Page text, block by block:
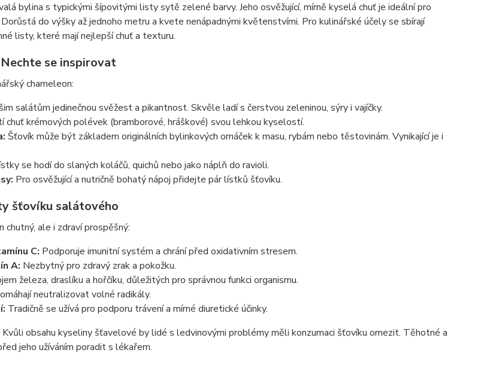
bylina s typickými šípovitými listy sytě zelené barvy. Jeho osvěžující, mírně kyselá chuť je ideální pro
do výšky až jednoho metru a kvete nenápadnými květenstvími. Pro kulinářské účely se sbírají
listy, které mají nejlepší chuť a texturu.
se inspirovat
chameleon:
salátům jedinečnou svěžest a pikantnost. Skvěle ladí s čerstvou zeleninou, sýry i vajíčky.
chuť krémových polévek (bramborové, hráškové) svou lehkou kyselostí.
Šťovík může být základem originálních bylinkových omáček k masu, rybám nebo těstovinám. Vynikající je i
se hodí do slaných koláčů, quichů nebo jako náplň do ravioli.
Pro osvěžující a nutričně bohatý nápoj přidejte pár lístků šťovíku.
šťovíku salátového
chutný, ale i zdraví prospěšný:
C: Podporuje imunitní systém a chrání před oxidativním stresem.
A: Nezbytný pro zdravý zrak a pokožku.
železa, draslíku a hořčíku, důležitých pro správnou funkci organismu.
neutralizovat volné radikály.
Tradičně se užívá pro podporu trávení a mírné diuretické účinky.
Kvůli obsahu kyseliny šťavelové by lidé s ledvinovými problémy měli konzumaci šťovíku omezit. Těhotné a
jeho užíváním poradit s lékařem.